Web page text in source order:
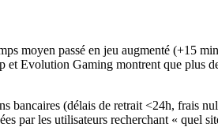
moyen passé en jeu augmenté (+15
Evolution Gaming montrent que plus
bancaires (délais de retrait <24h, frais
par les utilisateurs recherchant « quel